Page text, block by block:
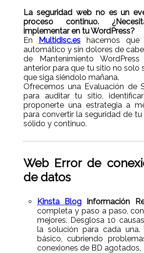
La seguridad web no es un
proceso continuo.
implementar en tu WordPress?
En
Multidisc.eshacemos que
automático y sin dolores de
de Mantenimiento
anterior para que tu sitio no solo
que siga siéndolo mañana.
Ofrecemos una Evaluación de
para auditar tu sitio,
proponerte una estrategia a
para convertir la seguridad de
sólido y continuo.
Web Error de
de datos
Kinsta Blog Información
completa y paso a paso,
mejores. Desglosa 10
la solución para cada
básico, cubriendo
conexiones de BD agotados,